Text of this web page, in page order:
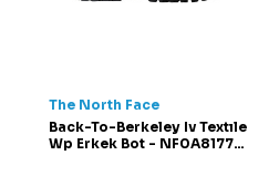
The North Face
Back-To-Berkeley Iv Textıle
Wp Erkek Bot - NF0A8177